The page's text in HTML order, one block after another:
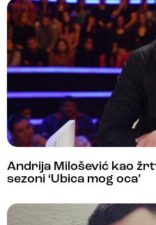
Andrija Milošević kao
sezoni ‘Ubica mog oca’